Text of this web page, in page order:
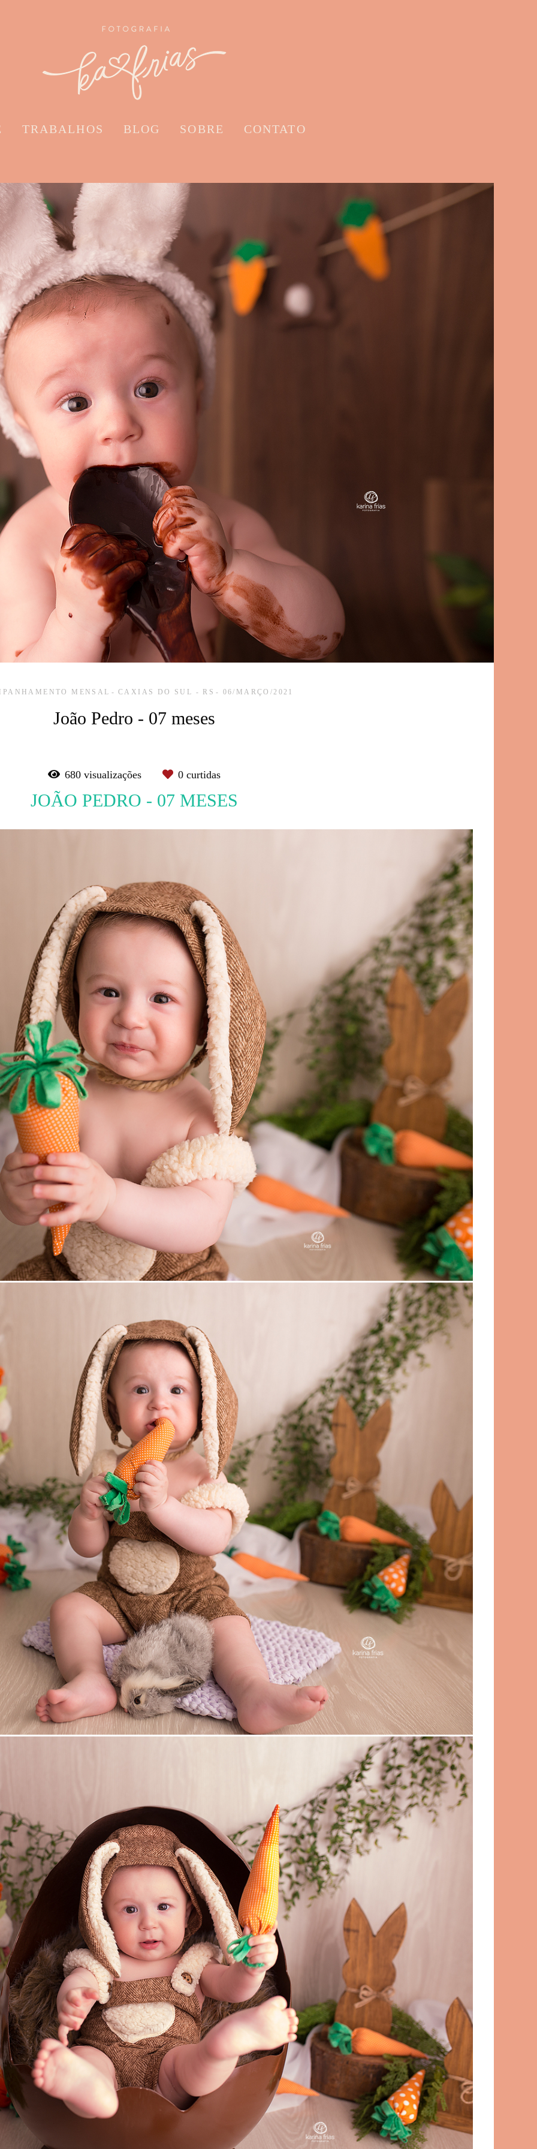
TRABALHOS BLOG SOBRE CONTATO
MENSAL CAXIAS DO SUL - RS 06/MARÇO/2021
João Pedro - 07 meses
680 visualizações 0 curtidas
JOÃO PEDRO - 07 MESES